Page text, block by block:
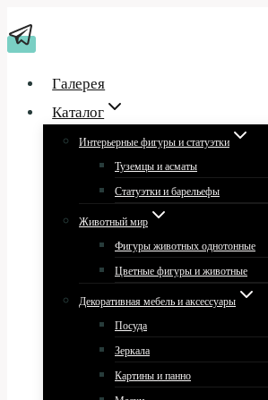
к
Галерея
Каталог
Интерьерные фигуры и статуэтки
Туземцы и асматы
Статуэтки и барельефы
Животный мир
Фигуры животных однотонные
Цветные фигуры и животные
Декоративная мебель и аксессуары
Посуда
Зеркала
Картины и панно